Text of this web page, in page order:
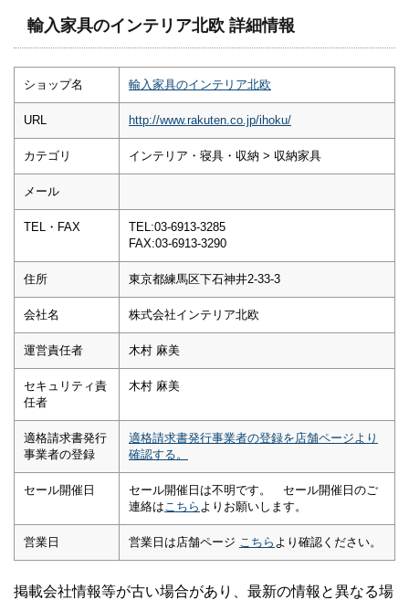
輸入家具のインテリア北欧 詳細情報
ショップ名 輸入家具のインテリア北欧
URL http://www.rakuten.co.jp/ihoku/
カテゴリ インテリア・寝具・収納 > 収納家具
メール
TEL・FAX
TEL:03-6913-3285
FAX:03-6913-3290
住所 東京都練馬区下石神井2-33-3
会社名 株式会社インテリア北欧
運営責任者 木村 麻美
セキュリティ責
任者
木村 麻美
適格請求書発行
事業者の登録
適格請求書発行事業者の登録を店舗ページより
確認する。
セール開催日
セール開催日は不明です。 セール開催日のご
連絡は こちら よりお願いします。
営業日 営業日は店舗ページ こちら より確認ください。
掲載会社情報等が古い場合があり、最新の情報と異なる場